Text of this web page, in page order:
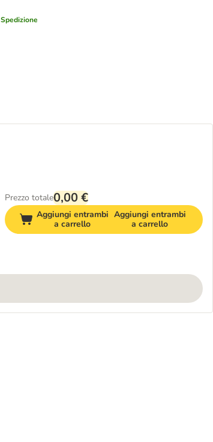
Spedizione
Prezzo totale0,00 €
Aggiungi entrambi
a carrello
Aggiungi entrambi
a carrello